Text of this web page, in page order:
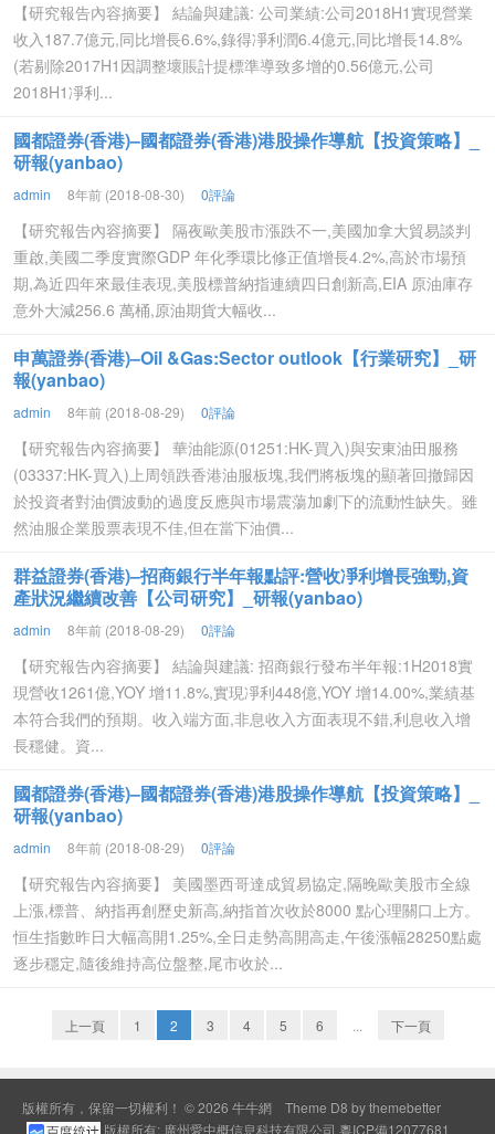
【研究報告內容摘要】 結論與建議: 公司業績:公司2018H1實現營業
收入187.7億元,同比增長6.6%,錄得凈利潤6.4億元,同比增長14.8%
(若剔除2017H1因調整壞賬計提標準導致多增的0.56億元,公司
2018H1凈利...
國都證券(香港)–國都證券(香港)港股操作導航【投資策略】_
研報(yanbao)
admin 8年前 (2018-08-30) 0評論
【研究報告內容摘要】 隔夜歐美股市漲跌不一,美國加拿大貿易談判
重啟,美國二季度實際GDP 年化季環比修正值增長4.2%,高於市場預
期,為近四年來最佳表現,美股標普納指連續四日創新高,EIA 原油庫存
意外大減256.6 萬桶,原油期貨大幅收...
申萬證券(香港)–Oil &Gas:Sector outlook【行業研究】_研
報(yanbao)
admin 8年前 (2018-08-29) 0評論
【研究報告內容摘要】 華油能源(01251:HK-買入)與安東油田服務
(03337:HK-買入)上周領跌香港油服板塊,我們將板塊的顯著回撤歸因
於投資者對油價波動的過度反應與市場震蕩加劇下的流動性缺失。雖
然油服企業股票表現不佳,但在當下油價...
群益證券(香港)–招商銀行半年報點評:營收凈利增長強勁,資
產狀況繼續改善【公司研究】_研報(yanbao)
admin 8年前 (2018-08-29) 0評論
【研究報告內容摘要】 結論與建議: 招商銀行發布半年報:1H2018實
現營收1261億,YOY 增11.8%,實現凈利448億,YOY 增14.00%,業績基
本符合我們的預期。收入端方面,非息收入方面表現不錯,利息收入增
長穩健。資...
國都證券(香港)–國都證券(香港)港股操作導航【投資策略】_
研報(yanbao)
admin 8年前 (2018-08-29) 0評論
【研究報告內容摘要】 美國墨西哥達成貿易協定,隔晚歐美股市全線
上漲,標普、納指再創歷史新高,納指首次收於8000 點心理關口上方。
恒生指數昨日大幅高開1.25%,全日走勢高開高走,午後漲幅28250點處
逐步穩定,隨後維持高位盤整,尾市收於...
上一頁 1 2 3 4 5 6 下一頁
版權所有，保留一切權利！ © 2026 牛牛網 Theme D8 by themebetter
版權所有: 廣州愛中概信息科技有限公司 粵ICP備12077681